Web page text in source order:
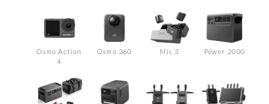
Osmo Action
4
Osmo 360 Mic 3 Power 2000